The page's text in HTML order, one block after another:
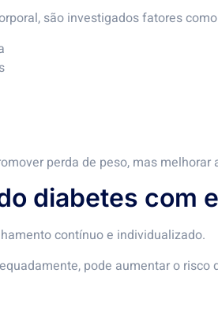
são investigados fatores
perda de peso, mas
diabetes com
contínuo e individualizado.
pode aumentar o